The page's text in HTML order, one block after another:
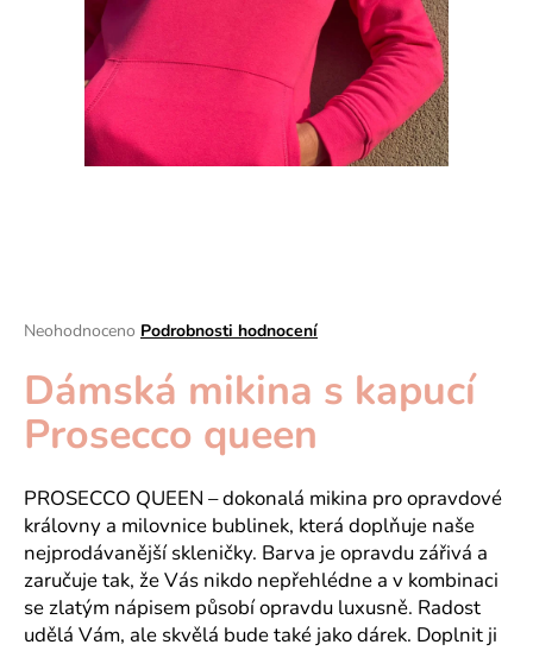
Průměrné
produktu
je
0,0
z
hvězdiček.
Neohodnoceno Podrobnosti hodnocení
Dámská mikina s kapucí
Prosecco queen
PROSECCO QUEEN – dokonalá mikina pro opravdové
královny a milovnice bublinek, která doplňuje naše
nejprodávanější skleničky. Barva je opravdu zářivá a
zaručuje tak, že Vás nikdo nepřehlédne a v kombinaci
se zlatým nápisem působí opravdu luxusně. Radost
udělá Vám, ale skvělá bude také jako dárek. Doplnit ji
D
o
p
o
u
č
u
j
e
m